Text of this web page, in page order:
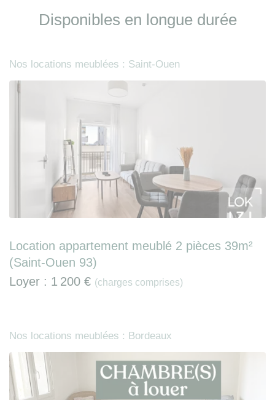
Disponibles en longue durée
Nos locations meublées : Saint-Ouen
Location appartement meublé 2 pièces 39m²
(Saint-Ouen 93)
Loyer : 1 200 € (charges comprises)
Nos locations meublées : Bordeaux